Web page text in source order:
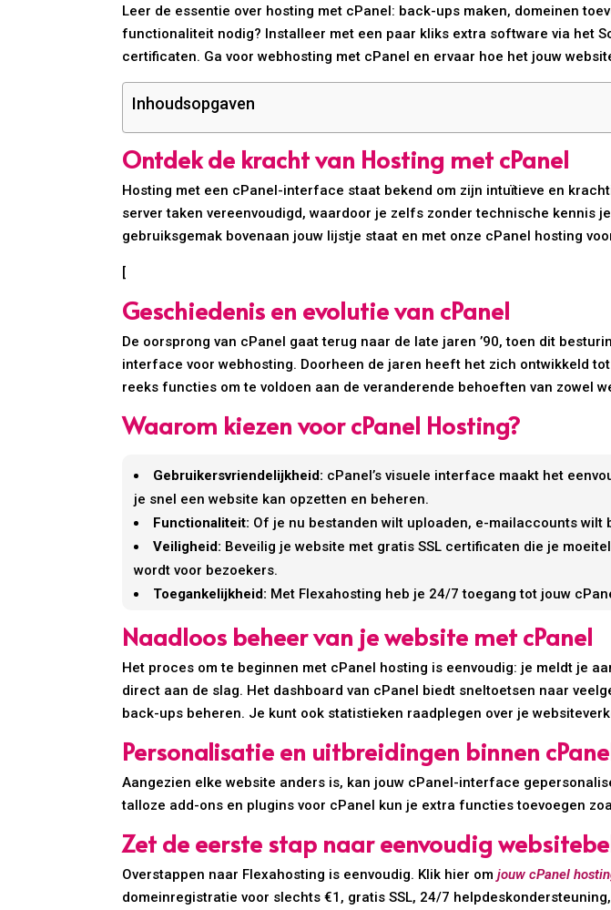
Leer de essentie over hosting met cPanel: back-ups maken, domeinen
functionaliteit nodig? Installeer met een paar kliks extra software via het
certificaten. Ga voor webhosting met cPanel en ervaar hoe het jouw
Inhoudsopgaven
Ontdek de kracht van Hosting met cPanel
Hosting met een cPanel-interface staat bekend om zijn intuïtieve en
server taken vereenvoudigd, waardoor je zelfs zonder technische kennis
gebruiksgemak bovenaan jouw lijstje staat en met onze cPanel hosting
[
Geschiedenis en evolutie van cPanel
De oorsprong van cPanel gaat terug naar de late jaren ’90, toen dit
interface voor webhosting. Doorheen de jaren heeft het zich ontwikkeld
reeks functies om te voldoen aan de veranderende behoeften van zowel
Waarom kiezen voor cPanel Hosting?
Gebruikersvriendelijkheid: cPanel’s visuele interface maakt het
je snel een website kan opzetten en beheren.
Functionaliteit: Of je nu bestanden wilt uploaden, e-mailaccounts
Veiligheid: Beveilig je website met gratis SSL certificaten die je
wordt voor bezoekers.
Toegankelijkheid: Met Flexahosting heb je 24/7 toegang tot jouw
Naadloos beheer van je website met cPanel
Het proces om te beginnen met cPanel hosting is eenvoudig: je meldt je
direct aan de slag. Het dashboard van cPanel biedt sneltoetsen naar
back-ups beheren. Je kunt ook statistieken raadplegen over je
Personalisatie en uitbreidingen binnen
Aangezien elke website anders is, kan jouw cPanel-interface
talloze add-ons en plugins voor cPanel kun je extra functies toevoegen
Zet de eerste stap naar eenvoudig
Overstappen naar Flexahosting is eenvoudig. Klik hier omjouw cPanel
domeinregistratie voor slechts €1, gratis SSL, 24/7